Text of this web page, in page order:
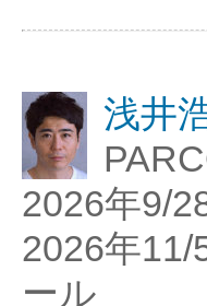
浅井
2026年9/
2026年11/
ール